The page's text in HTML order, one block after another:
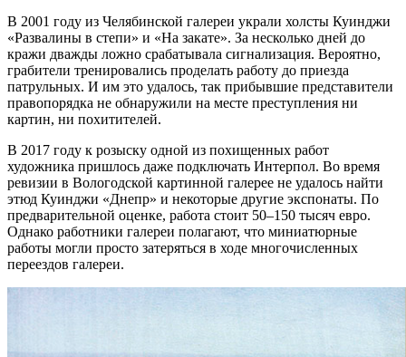
В 2001 году из Челябинской галереи украли холсты Куинджи
«Развалины в степи» и «На закате». За несколько дней до
кражи дважды ложно срабатывала сигнализация. Вероятно,
грабители тренировались проделать работу до приезда
патрульных. И им это удалось, так прибывшие представители
правопорядка не обнаружили на месте преступления ни
картин, ни похитителей.
В 2017 году к розыску одной из похищенных работ
художника пришлось даже подключать Интерпол. Во время
ревизии в Вологодской картинной галерее не удалось найти
этюд Куинджи «Днепр» и некоторые другие экспонаты. По
предварительной оценке, работа стоит 50–150 тысяч евро.
Однако работники галереи полагают, что миниатюрные
работы могли просто затеряться в ходе многочисленных
переездов галереи.